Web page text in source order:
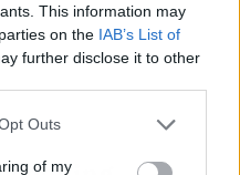
This information may
on the IAB’s List of
further disclose it to other
Outs
of my